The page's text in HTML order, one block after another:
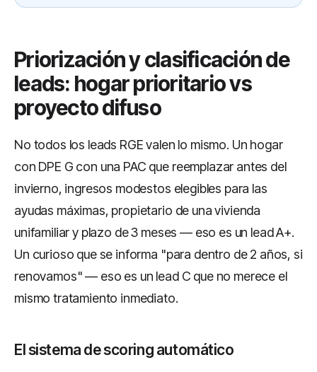
Priorización y clasificación de
leads: hogar prioritario vs
proyecto difuso
No todos los leads RGE valen lo mismo. Un hogar
con DPE G con una PAC que reemplazar antes del
invierno, ingresos modestos elegibles para las
ayudas máximas, propietario de una vivienda
unifamiliar y plazo de 3 meses — eso es un lead A+.
Un curioso que se informa "para dentro de 2 años, si
renovamos" — eso es un lead C que no merece el
mismo tratamiento inmediato.
El sistema de scoring automático